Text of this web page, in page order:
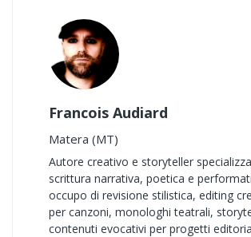
Francois Audiard
Matera (MT)
Autore creativo e storyteller
scrittura narrativa, poetica e
occupo di revisione stilistica, editing
per canzoni, monologhi teatrali,
contenuti evocativi per progetti